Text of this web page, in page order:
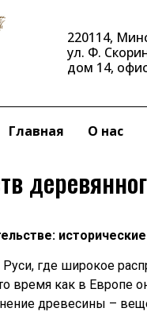
220114,
ул. Ф.
дом 14,
Главная О нас
где широкое
время как в Европе
древесины –